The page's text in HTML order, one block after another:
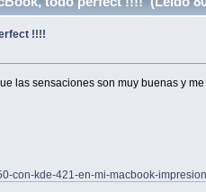
!!!!
las sensaciones son muy buenas y
con-kde-421-en-mi-macbook-